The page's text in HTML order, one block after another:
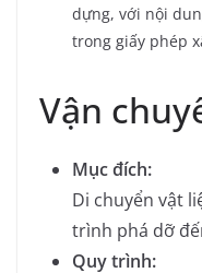
dựng, với nội
trong giấy phép
Vận
Mục đích:
Di chuyển vật
trình phá dỡ
Quy trình: